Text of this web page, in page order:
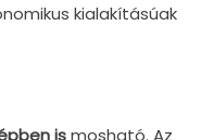
kialakításúak
ismosható. Az